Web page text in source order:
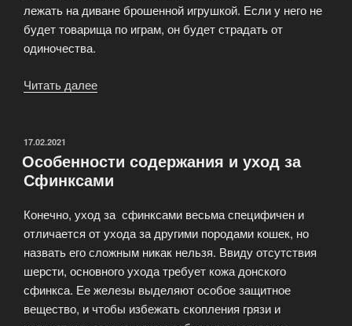
лежать на диване брошенной игрушкой. Если у него не
будет товарища по играм, он будет страдать от
одиночества.
Читать далее
в
стиле
ОПУБЛИКОВАНО
17.02.2021
Особенности содержания и уход за
Сфинксами
Конечно, уход за сфинксами весьма специфичен и
отличается от ухода за другими породами кошек, но
назвать его сложным никак нельзя. Ввиду отсутствия
шерсти, основного ухода требует кожа донского
сфинкса. Ее железы выделяют особое защитное
вещество, и чтобы избежать скопления грязи и